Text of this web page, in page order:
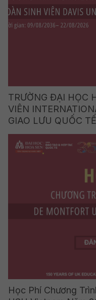
TRƯỜNG ĐẠI HỌC
VIÊN
GIAO LƯU QUỐC
(HOA KỲ)
Học Phí Chương